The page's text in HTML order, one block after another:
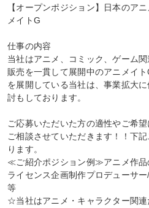
【オープンポジション】日本のア
メイトG
仕事の内容
当社はアニメ、コミック、ゲーム
販売を一貫して展開中のアニメイ
を展開している当社は、事業拡大
討もしております。
ご応募いただいた方の適性やご希
ご相談させていただきます！！下
ります。
≪ご紹介ポジション例≫アニメ作品
ライセンス企画制作プロデューサ
等
☆当社はアニメ・キャラクター関